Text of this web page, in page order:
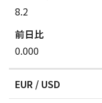
8.2
0.000
EUR / USD